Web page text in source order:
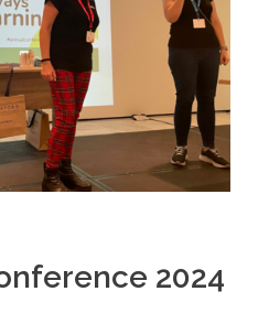
2024